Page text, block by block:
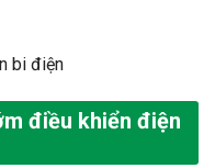
bi điện
điều khiển điện